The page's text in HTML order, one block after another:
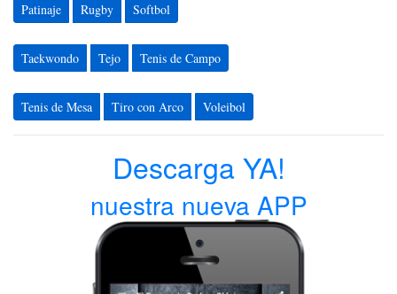
Patinaje Rugby Softbol
Taekwondo Tejo Tenis de Campo
Tenis de Mesa Tiro con Arco Voleibol
Descarga YA!
nuestra nueva APP